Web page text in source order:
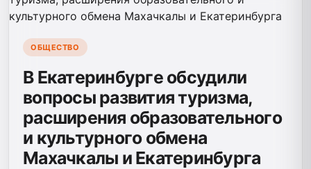
ОБЩЕСТВО
В Екатеринбурге обсудили
вопросы развития туризма,
расширения образовательного
и культурного обмена
Махачкалы и Екатеринбурга